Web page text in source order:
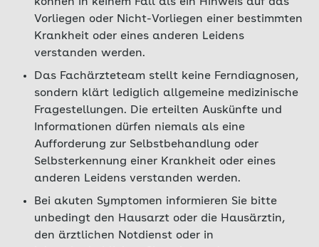
Vorliegen oder Nicht-Vorliegen einer bestimmten
Krankheit oder eines anderen Leidens
verstanden werden.
Das Fachärzteteam stellt keine Ferndiagnosen,
sondern klärt lediglich allgemeine medizinische
Fragestellungen. Die erteilten Auskünfte und
Informationen dürfen niemals als eine
Aufforderung zur Selbstbehandlung oder
Selbsterkennung einer Krankheit oder eines
anderen Leidens verstanden werden.
Bei akuten Symptomen informieren Sie bitte
unbedingt den Hausarzt oder die Hausärztin,
den ärztlichen Notdienst oder in